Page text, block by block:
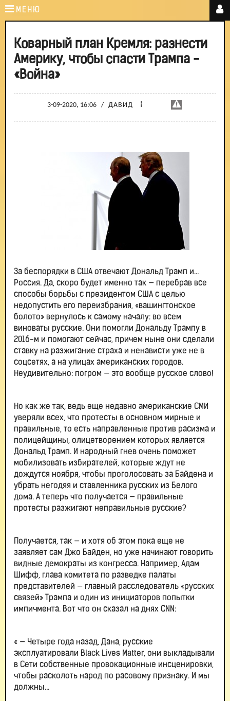
МЕНЮ
Коварный план Кремля: разнести
Америку, чтобы спасти Трампа -
«Война»
3-09-2020, 16:06 / ДАВИД ¦
За беспорядки в США отвечают Дональд Трамп и…
Россия. Да, скоро будет именно так — перебрав все
способы борьбы с президентом США с целью
недопустить его переизбрания, «вашингтонское
болото» вернулось к самому началу: во всем
виноваты русские. Они помогли Дональду Трампу в
2016-м и помогают сейчас, причем ныне они сделали
ставку на разжигание страха и ненависти уже не в
соцсетях, а на улицах американских городов.
Неудивительно: погром — это вообще русское слово!
Но как же так, ведь еще недавно американские СМИ
уверяли всех, что протесты в основном мирные и
правильные, то есть направленные против расизма и
полицейщины, олицетворением которых является
Дональд Трамп. И народный гнев очень поможет
мобилизовать избирателей, которые ждут не
дождутся ноября, чтобы проголосовать за Байдена и
убрать негодяя и ставленника русских из Белого
дома. А теперь что получается — правильные
протесты разжигают неправильные русские?
Получается, так — и хотя об этом пока еще не
заявляет сам Джо Байден, но уже начинают говорить
видные демократы из конгресса. Например, Адам
Шифф, глава комитета по разведке палаты
представителей — главный расследователь «русских
связей» Трампа и один из инициаторов попытки
импичмента. Вот что он сказал на днях CNN:
« — Четыре года назад, Дана, русские
эксплуатировали Black Lives Matter, они выкладывали
в Сети собственные провокационные инсценировки,
чтобы расколоть народ по расовому признаку. И мы
должны…